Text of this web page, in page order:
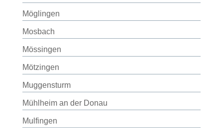
Möglingen
Mosbach
Mössingen
Mötzingen
Muggensturm
Mühlheim an der Donau
Mulfingen